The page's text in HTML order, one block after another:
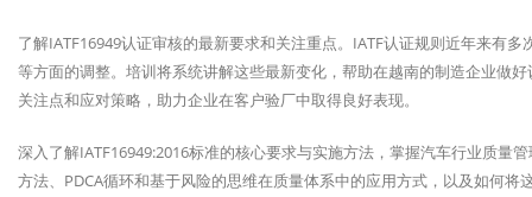
了解IATF16949认证审核的最新要求和关注重点。IATF认证规则近年来有
等方面的调整。培训将系统讲解这些最新变化，帮助在越南的制造企业做
关注点和应对策略，助力企业在客户验厂中取得良好表现。
深入了解IATF16949:2016标准的核心要求与实施方法，掌握汽车行业质量
方法、PDCA循环和基于风险的思维在质量体系中的应用方式，以及如何